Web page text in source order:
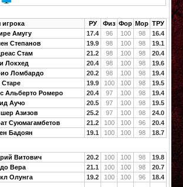
игрока РУ Физ Фор Мор ТРУ
Амугу 17.4 96 100 98
16.4
Степанов 19.9 98 100 98
19.1
Стам 21.2 98 100 98
20.4
Локхед 20.4 98 100 98
19.6
Ломбардо 20.2 98 100 98
19.4
Старе 19.9 100 100 98
19.5
Альберто Ромеро 20.4 97 100 98
19.4
Аучо 20.5 97 100 98
19.5
Азизов 25.2 97 100 98
24.0
Суюмагамбетов 21.2 100 100 96
20.4
Бадоян 19.1 100 100 98 18.7
Витович 20.2 100 100 98
19.8
Вера 21.1 100 100 98
20.7
Олунга 19.2 100 100 96 18.4